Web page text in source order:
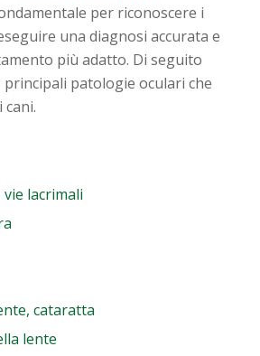
per riconoscere i
una diagnosi accurata e
più adatto. Di seguito
patologie oculari che
lacrimali
cataratta
lente